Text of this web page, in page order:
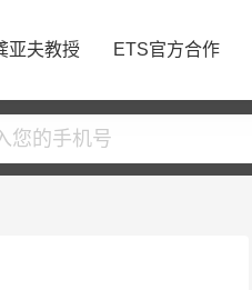
亚夫教授 ETS官方合作